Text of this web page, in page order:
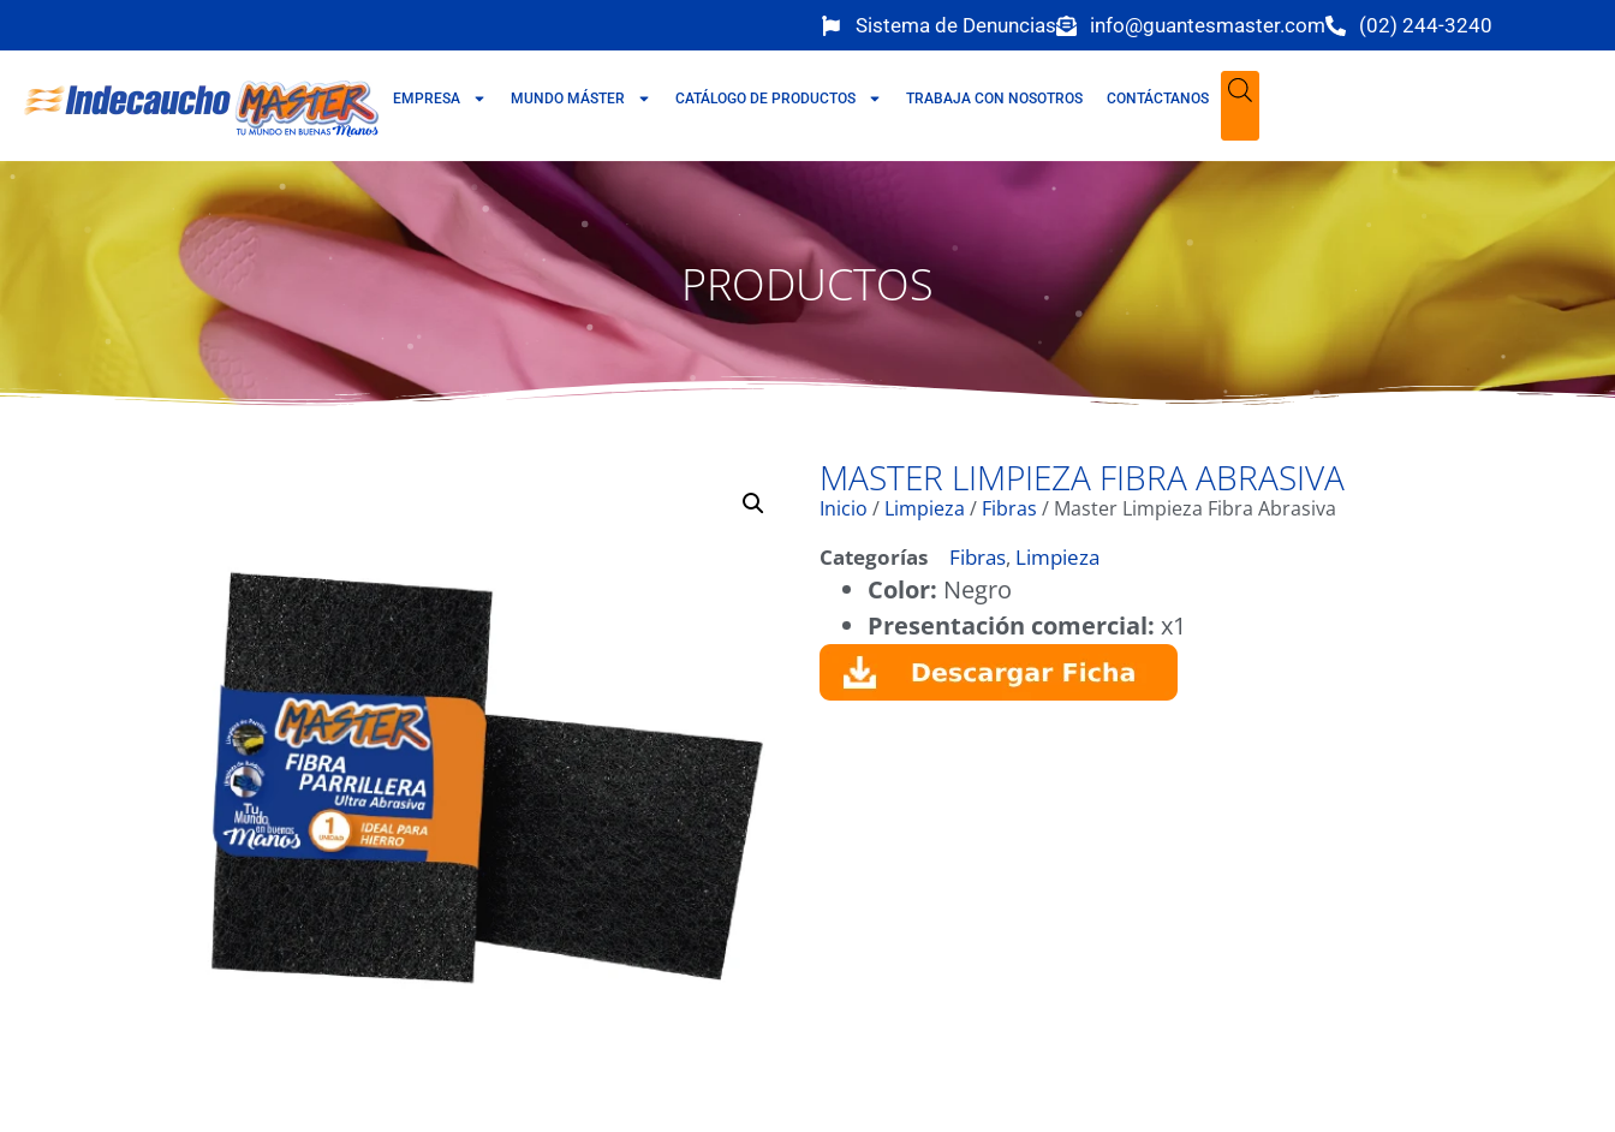
Sistema de Denuncias info@guantesmaster.com (02) 244-3240
EMPRESA MUNDO MÁSTER CATÁLOGO DE PRODUCTOS TRABAJA CON NOSOTROS CONTÁCTANOS
PRODUCTOS
MASTER LIMPIEZA FIBRA ABRASIVA
Inicio / Limpieza / Fibras / Master Limpieza Fibra Abrasiva
Categorías Fibras, Limpieza
Color: Negro
Presentación comercial: x1